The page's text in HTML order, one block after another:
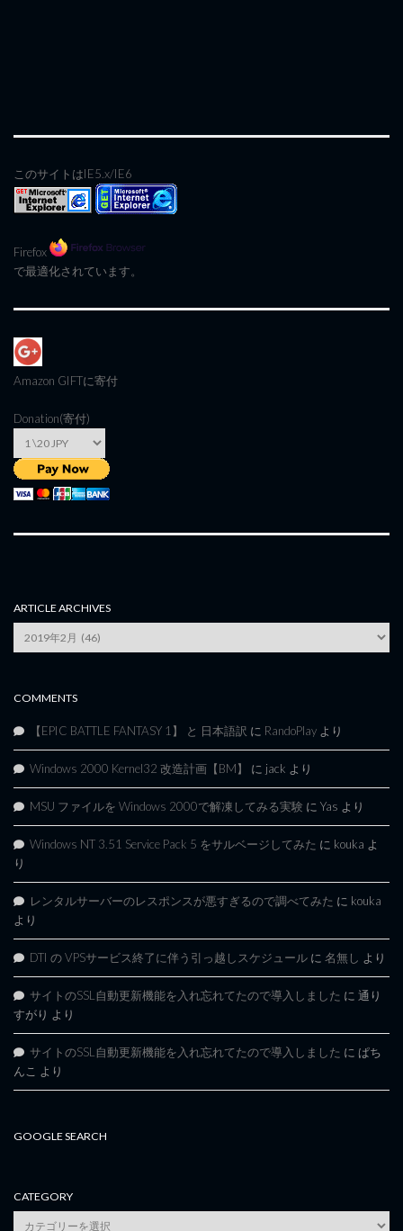
このサイトはIE5.x/IE6
Firefox
で最適化されています。
Amazon GIFTに寄付
Donation(寄付)
ARTICLE ARCHIVES
Article
Archives
COMMENTS
【EPIC BATTLE FANTASY 1】 と 日本語訳 に RandoPlay より
Windows 2000 Kernel32 改造計画【BM】 に jack より
MSU ファイルを Windows 2000で解凍してみる実験 に Yas より
Windows NT 3.51 Service Pack 5 をサルベージしてみた に kouka よ
り
レンタルサーバーのレスポンスが悪すぎるので調べてみた に kouka
より
DTI の VPSサービス終了に伴う引っ越しスケジュール に 名無し より
サイトのSSL自動更新機能を入れ忘れてたので導入しました に 通り
すがり より
サイトのSSL自動更新機能を入れ忘れてたので導入しました に ぱち
んこ より
GOOGLE SEARCH
CATEGORY
category